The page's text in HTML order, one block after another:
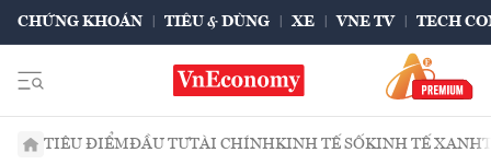
CHỨNG KHOÁN TIÊU & DÙNG XE VNE TV TECH
TIÊU ĐIỂMĐẦU TƯTÀI CHÍNHKINH TẾ SỐKINH TẾ XANH